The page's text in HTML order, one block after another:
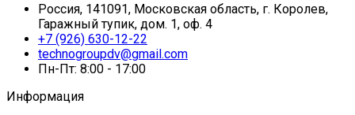
Россия, 141091, Московская область, г. Королев,
Гаражный тупик, дом. 1, оф. 4
+7 (926) 630-12-22
technogroupdv@gmail.com
Пн-Пт: 8:00 - 17:00
Информация